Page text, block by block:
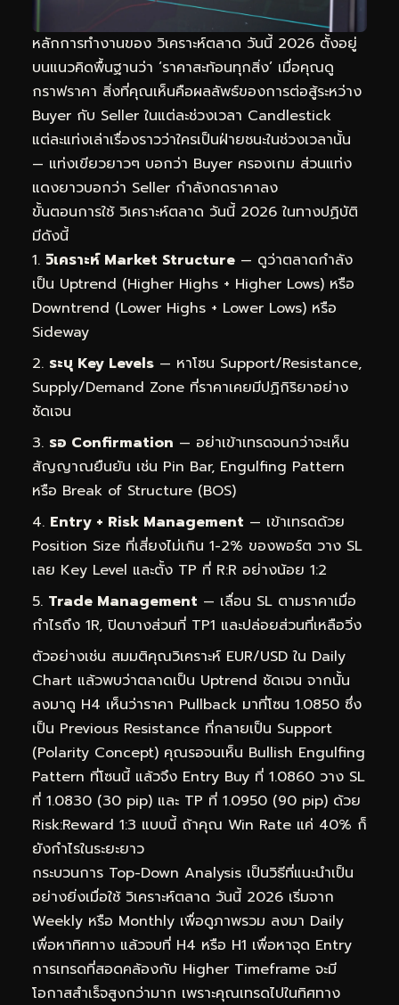
หลักการทำงานของ วิเคราะห์ตลาด วันนี้ 2026 ตั้งอยู่
บนแนวคิดพื้นฐานว่า ‘ราคาสะท้อนทุกสิ่ง’ เมื่อคุณดู
กราฟราคา สิ่งที่คุณเห็นคือผลลัพธ์ของการต่อสู้ระหว่าง
Buyer กับ Seller ในแต่ละช่วงเวลา Candlestick
แต่ละแท่งเล่าเรื่องราวว่าใครเป็นฝ่ายชนะในช่วงเวลานั้น
— แท่งเขียวยาวๆ บอกว่า Buyer ครองเกม ส่วนแท่ง
แดงยาวบอกว่า Seller กำลังกดราคาลง
ขั้นตอนการใช้ วิเคราะห์ตลาด วันนี้ 2026 ในทางปฏิบัติ
มีดังนี้
วิเคราะห์ Market Structure — ดูว่าตลาดกำลัง
เป็น Uptrend (Higher Highs + Higher Lows) หรือ
Downtrend (Lower Highs + Lower Lows) หรือ
Sideway
ระบุ Key Levels — หาโซน Support/Resistance,
Supply/Demand Zone ที่ราคาเคยมีปฏิกิริยาอย่าง
ชัดเจน
รอ Confirmation — อย่าเข้าเทรดจนกว่าจะเห็น
สัญญาณยืนยัน เช่น Pin Bar, Engulfing Pattern
หรือ Break of Structure (BOS)
Entry + Risk Management — เข้าเทรดด้วย
Position Size ที่เสี่ยงไม่เกิน 1-2% ของพอร์ต วาง SL
เลย Key Level และตั้ง TP ที่ R:R อย่างน้อย 1:2
Trade Management — เลื่อน SL ตามราคาเมื่อ
กำไรถึง 1R, ปิดบางส่วนที่ TP1 และปล่อยส่วนที่เหลือวิ่ง
ตัวอย่างเช่น สมมติคุณวิเคราะห์ EUR/USD ใน Daily
Chart แล้วพบว่าตลาดเป็น Uptrend ชัดเจน จากนั้น
ลงมาดู H4 เห็นว่าราคา Pullback มาที่โซน 1.0850 ซึ่ง
เป็น Previous Resistance ที่กลายเป็น Support
(Polarity Concept) คุณรอจนเห็น Bullish Engulfing
Pattern ที่โซนนี้ แล้วจึง Entry Buy ที่ 1.0860 วาง SL
ที่ 1.0830 (30 pip) และ TP ที่ 1.0950 (90 pip) ด้วย
Risk:Reward 1:3 แบบนี้ ถ้าคุณ Win Rate แค่ 40% ก็
ยังกำไรในระยะยาว
กระบวนการ Top-Down Analysis เป็นวิธีที่แนะนำเป็น
อย่างยิ่งเมื่อใช้ วิเคราะห์ตลาด วันนี้ 2026 เริ่มจาก
Weekly หรือ Monthly เพื่อดูภาพรวม ลงมา Daily
เพื่อหาทิศทาง แล้วจบที่ H4 หรือ H1 เพื่อหาจุด Entry
การเทรดที่สอดคล้องกับ Higher Timeframe จะมี
โอกาสสำเร็จสูงกว่ามาก เพราะคุณเทรดไปในทิศทาง